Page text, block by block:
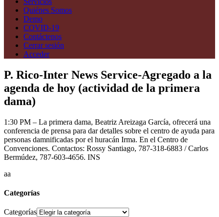
Quiénes Somos
Demo
COVID-19
Contáctenos
Cerrar sesión
Acceder
P. Rico-Inter News Service-Agregado a la
agenda de hoy (actividad de la primera
dama)
1:30 PM – La primera dama, Beatriz Areizaga García, ofrecerá una
conferencia de prensa para dar detalles sobre el centro de ayuda para
personas damnificadas por el huracán Irma. En el Centro de
Convenciones. Contactos: Rossy Santiago, 787-318-6883 / Carlos
Bermúdez, 787-603-4656. INS
aa
Categorías
Categorías